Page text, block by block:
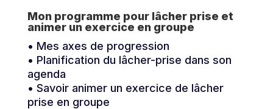
Mon programme pour lâcher prise et
animer un exercice en groupe
• Mes axes de progression
• Planification du lâcher-prise dans son
agenda
• Savoir animer un exercice de lâcher
prise en groupe